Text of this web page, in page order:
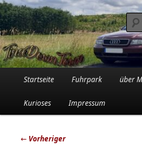
Zum
primären
Inhalt
springenTinadowntown
Die Audi-Schrauberin und ihre
Startseite Fuhrpark über
Kurioses Impressum
Beitragsnavigation
← Vorheriger